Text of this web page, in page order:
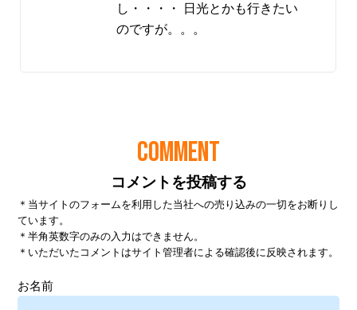
し・・・・ 日光とかも行きたい
のですが。。。
COMMENT
コメントを投稿する
＊当サイトのフォームを利用した当社への売り込みの一切をお断りし
ています。
＊半角英数字のみの入力はできません。
＊いただいたコメントはサイト管理者による確認後に反映されます。
お名前